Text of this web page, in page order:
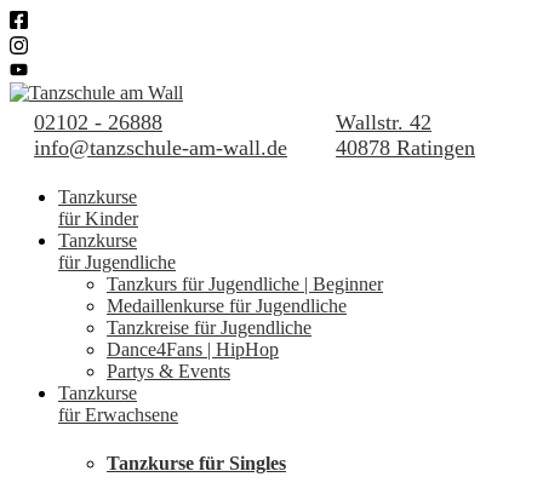
02102 - 26888
info@tanzschule-am-wall.de
Wallstr. 42
40878 Ratingen
Tanzkurse
für Kinder
Tanzkurse
für Jugendliche
Tanzkurs für Jugendliche | Beginner
Medaillenkurse für Jugendliche
Tanzkreise für Jugendliche
Dance4Fans | HipHop
Partys & Events
Tanzkurse
für Erwachsene
Tanzkurse für Singles